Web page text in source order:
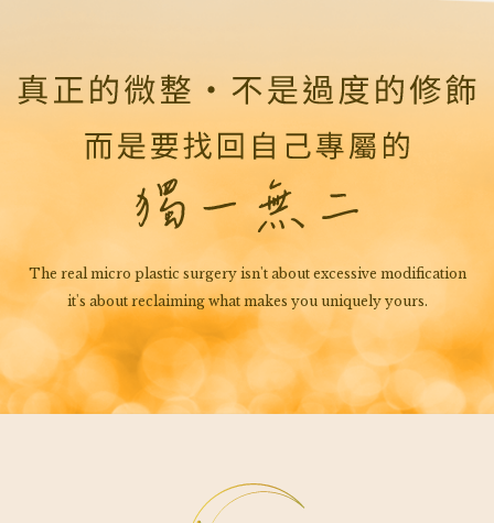
The real micro plastic surgery isn't about excessive modification
it's about reclaiming what makes you uniquely yours.